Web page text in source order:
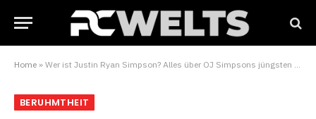
Home » Wer ist Justin Ryan Simpson? Alles über OJ Simpsons jüngsten Sohn
BERUHMTHEIT